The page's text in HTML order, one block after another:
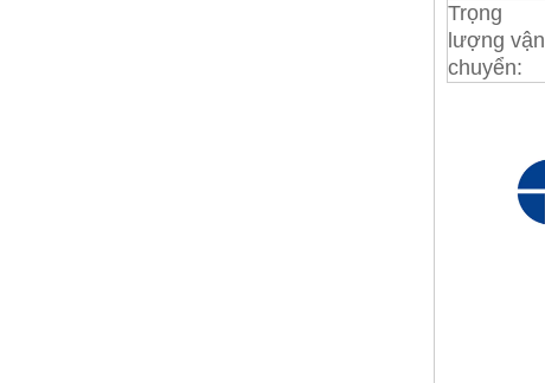
Trọng
lượng vận
chuyển: